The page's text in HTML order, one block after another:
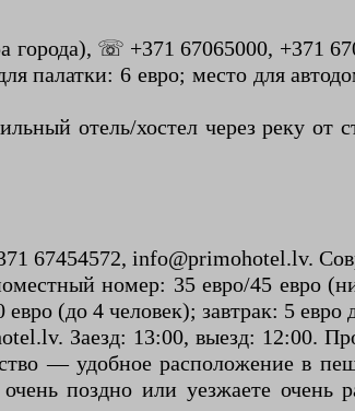
☏ +371 67065000, +371
палатки: 6 евро; место для
отель/хостел через реку от
67454572, info@primohotel.lv.
номер: 35 евро/45 евро
(до 4 человек); завтрак: 5 евро
Заезд: 13:00, выезд: 12:00.
— удобное расположение в
поздно или уезжаете очень